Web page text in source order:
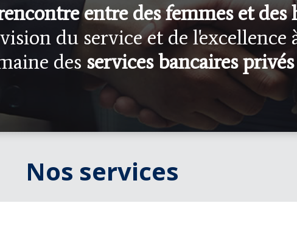
entre des femmes et des
du service et de l'excellence
des services bancaires privés
Nos services